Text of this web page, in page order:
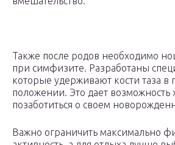
Также после родов необходимо
при симфизите. Разработаны
которые удерживают кости таза в
положении. Это дает возможность
позаботиться о своем
Важно ограничить максимально